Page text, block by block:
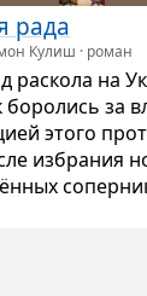
рада
Кулиш · роман
рас­кола на
боро­лись за
этого
избра­ния